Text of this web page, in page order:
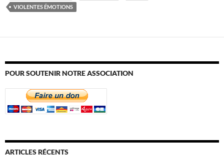
VIOLENTES ÉMOTIONS
POUR SOUTENIR NOTRE ASSOCIATION
ARTICLES RÉCENTS